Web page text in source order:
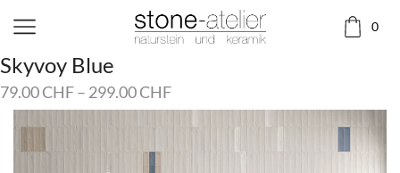
0
Skyvoy Blue
79.00CHF– 299.00CHF